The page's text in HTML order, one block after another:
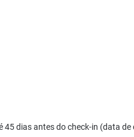
45 dias antes do check-in (data